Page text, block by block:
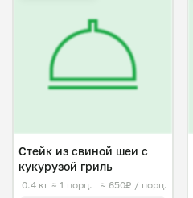
Стейк из свиной шеи с
кукурузой гриль
0.4 кг ≈ 1 порц. ≈ 650₽ / порц.